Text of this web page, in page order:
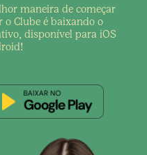
maneira de começar
o Clube é baixando o
disponível para iOS